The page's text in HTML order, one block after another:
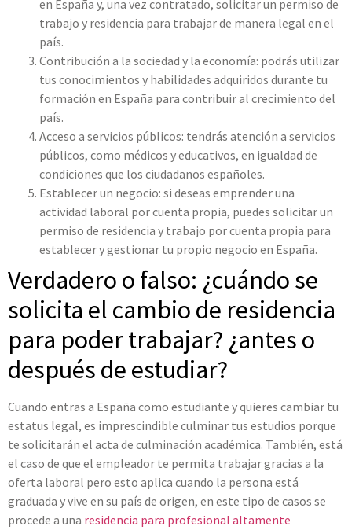
en España y, una vez contratado, solicitar un permiso de
trabajo y residencia para trabajar de manera legal en el
país.
Contribución a la sociedad y la economía: podrás utilizar
tus conocimientos y habilidades adquiridos durante tu
formación en España para contribuir al crecimiento del
país.
Acceso a servicios públicos: tendrás atención a servicios
públicos, como médicos y educativos, en igualdad de
condiciones que los ciudadanos españoles.
Establecer un negocio: si deseas emprender una
actividad laboral por cuenta propia, puedes solicitar un
permiso de residencia y trabajo por cuenta propia para
establecer y gestionar tu propio negocio en España.
Verdadero o falso: ¿cuándo se
solicita el cambio de residencia
para poder trabajar? ¿antes o
después de estudiar?
Cuando entras a España como estudiante y quieres cambiar tu
estatus legal, es imprescindible culminar tus estudios porque
te solicitarán el acta de culminación académica. También, está
el caso de que el empleador te permita trabajar gracias a la
oferta laboral pero esto aplica cuando la persona está
graduada y vive en su país de origen, en este tipo de casos se
procede a una residencia para profesional altamente